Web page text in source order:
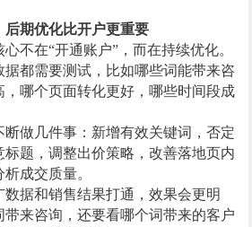
期优化比开户更重要
在“开通账户”，而在持续优化。
都需要测试，比如哪些词能带来咨
哪个页面转化更好，哪些时间段成
做几件事：新增有效关键词，否定
题，调整出价策略，改善落地页内
成交质量。
据和销售结果打通，效果会更明
带来咨询，还要看哪个词带来的客户